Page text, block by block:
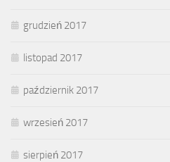
grudzień 2017
listopad 2017
październik 2017
wrzesień 2017
sierpień 2017